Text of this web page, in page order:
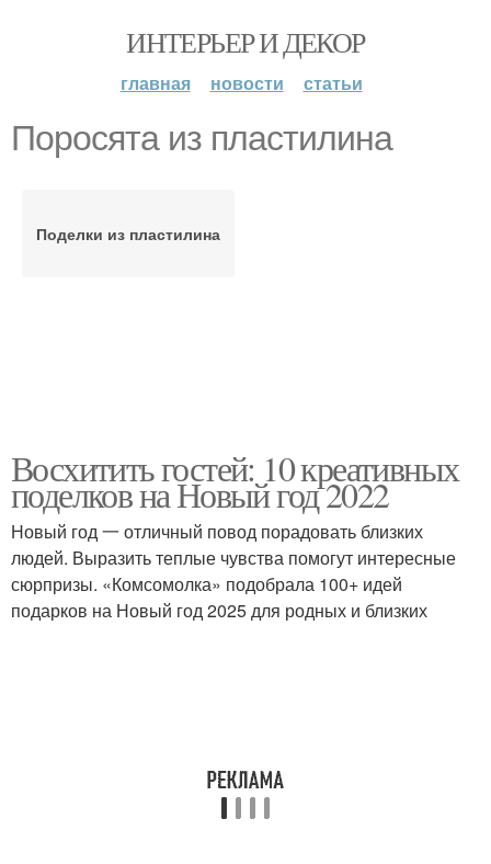
ИНТЕРЬЕР И ДЕКОР
главная новости статьи
Поросята из пластилина
Поделки из пластилина
Восхитить гостей: 10 креативных
поделков на Новый год 2022
Новый год 一 отличный повод порадовать близких
людей. Выразить теплые чувства помогут интересные
сюрпризы. «Комсомолка» подобрала 100+ идей
подарков на Новый год 2025 для родных и близких